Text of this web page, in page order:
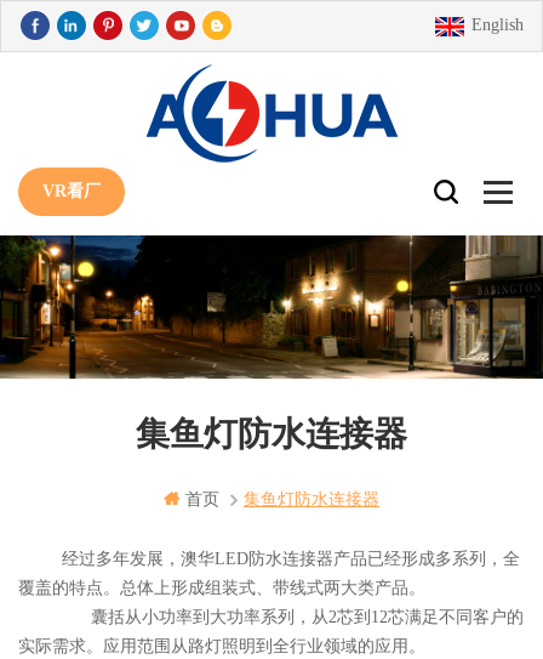
English
VR看厂
集鱼灯防水连接器
首页 集鱼灯防水连接器
经过多年发展，澳华LED防水连接器产品已经形成多系列，全
覆盖的特点。总体上形成组装式、带线式两大类产品。
囊括从小功率到大功率系列，从2芯到12芯满足不同客户的
实际需求。应用范围从路灯照明到全行业领域的应用。